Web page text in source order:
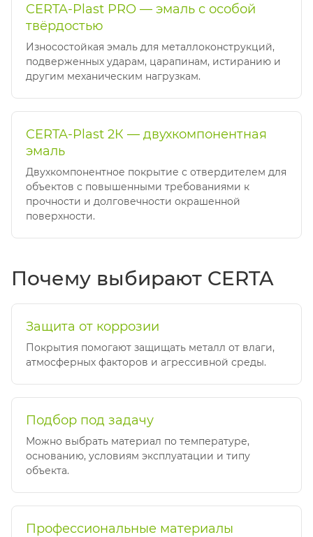
CERTA-Plast PRO — эмаль с особой
твёрдостью
Износостойкая эмаль для металлоконструкций,
подверженных ударам, царапинам, истиранию и
другим механическим нагрузкам.
CERTA-Plast 2К — двухкомпонентная
эмаль
Двухкомпонентное покрытие с отвердителем для
объектов с повышенными требованиями к
прочности и долговечности окрашенной
поверхности.
Почему выбирают CERTA
Защита от коррозии
Покрытия помогают защищать металл от влаги,
атмосферных факторов и агрессивной среды.
Подбор под задачу
Можно выбрать материал по температуре,
основанию, условиям эксплуатации и типу
объекта.
Профессиональные материалы